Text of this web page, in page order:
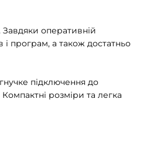
оперативній
програм, а також достатньо
підключення до
розміри та легка